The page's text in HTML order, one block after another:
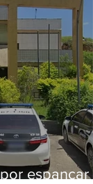
espancar